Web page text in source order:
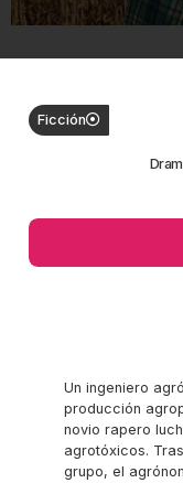
Ficción
Un ingeniero
producción
novio rapero
agrotóxicos.
grupo, el